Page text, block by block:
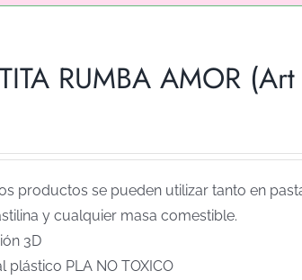
RUMBA AMOR
productos se pueden utilizar tanto en
y cualquier masa comestible.
3D
plástico PLA NO TOXICO